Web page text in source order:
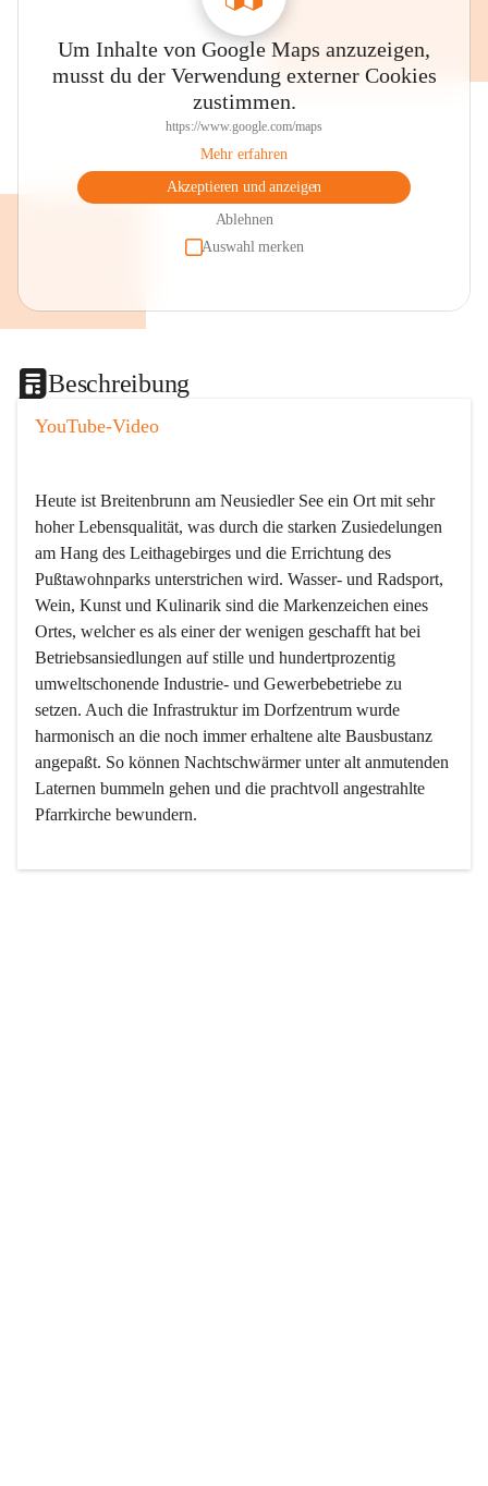
Um Inhalte von Google Maps anzuzeigen,
musst du der Verwendung externer Cookies
zustimmen.
https://www.google.com/maps
Mehr erfahren
Akzeptieren und anzeigen
Ablehnen
Auswahl merken
Beschreibung
YouTube-Video
Heute ist Breitenbrunn am Neusiedler See ein Ort mit sehr
hoher Lebensqualität, was durch die starken Zusiedelungen
am Hang des Leithagebirges und die Errichtung des
Pußtawohnparks unterstrichen wird. Wasser- und Radsport,
Wein, Kunst und Kulinarik sind die Markenzeichen eines
Ortes, welcher es als einer der wenigen geschafft hat bei
Betriebsansiedlungen auf stille und hundertprozentig
umweltschonende Industrie- und Gewerbebetriebe zu
setzen. Auch die Infrastruktur im Dorfzentrum wurde
harmonisch an die noch immer erhaltene alte Bausbustanz
angepaßt. So können Nachtschwärmer unter alt anmutenden
Laternen bummeln gehen und die prachtvoll angestrahlte
Pfarrkirche bewundern.
Der Weinbau dominert heute nicht mehr, ist aber integrativer